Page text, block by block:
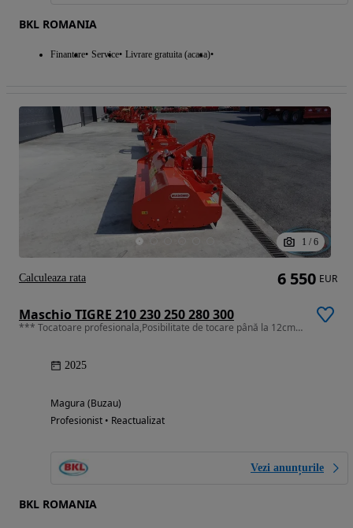
BKL ROMANIA
Finantare Service Livrare gratuita (acasa)
1 / 6
Maschio TIGRE 210 230 250 280 300
*** Tocatoare profesionala,Posibilitate de tocare până la 12cm grosime
2025
Magura (Buzau)
Profesionist • Reactualizat
Vezi anunțurile
BKL ROMANIA
6 550 EUR
Calculeaza rata